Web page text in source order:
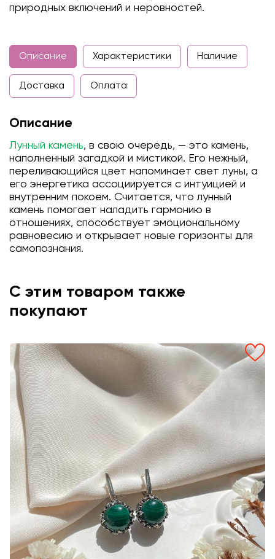
природных включений и неровностей.
Описание Характеристики Наличие
Доставка Оплата
Описание
Лунный камень, в свою очередь, — это камень,
наполненный загадкой и мистикой. Его нежный,
переливающийся цвет напоминает свет луны, а
его энергетика ассоциируется с интуицией и
внутренним покоем. Считается, что лунный
камень помогает наладить гармонию в
отношениях, способствует эмоциональному
равновесию и открывает новые горизонты для
самопознания.
С этим товаром также
покупают